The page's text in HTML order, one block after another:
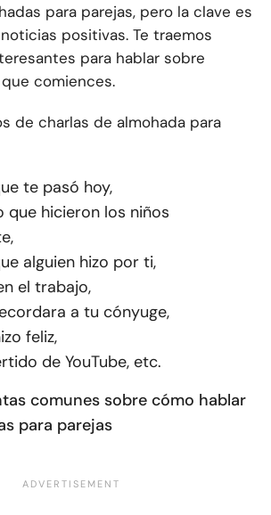
para parejas, pero la clave es
positivas. Te traemos
para hablar sobre
comiences.
de charlas de almohada para
te pasó hoy,
que hicieron los niños
alguien hizo por ti,
el trabajo,
a tu cónyuge,
feliz,
de YouTube, etc.
comunes sobre cómo hablar
para parejas